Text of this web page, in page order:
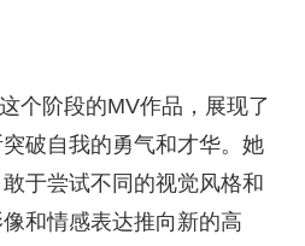
个阶段的MV作品，展现了
破自我的勇气和才华。她
于尝试不同的视觉风格和
和情感表达推向新的高